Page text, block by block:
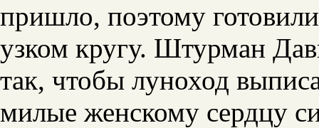
пришло, поэтому
узком кругу. Штурман
так, чтобы луноход
милые женскому сердцу